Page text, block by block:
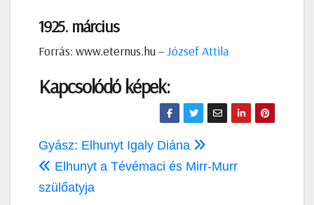
1925. március
Forrás: www.eternus.hu –József Attila
Kapcsolódó képek:
Bejegyzés
navigáció
Gyász: Elhunyt Igaly Diána
Elhunyt a Tévémaci és Mirr-Murr
szülőatyja